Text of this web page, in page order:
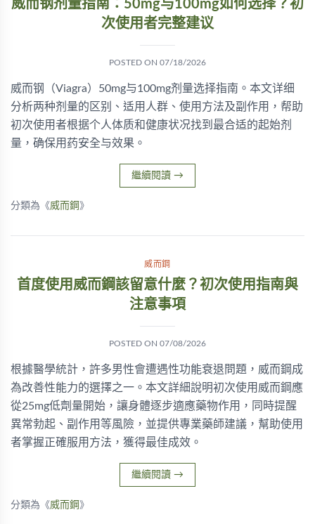
威而钢剂量指南：50mg与100mg如何选择？初
次使用者完整建议
POSTED ON 07/18/2026
威而钢（Viagra）50mg与100mg剂量选择指南。本文详细
分析两种剂量的区别、适用人群、使用方法及副作用，帮助
初次使用者根据个人体质和健康状况找到最合适的起始剂
量，确保用药安全与效果。
繼續閱讀 →
分類為《威而鋼 》
威而鋼
首度使用威而鋼該留意什麼？初次使用指南與
注意事項
POSTED ON 07/08/2026
根據醫學統計，許多男性會遭遇性功能衰退問題，威而鋼成
為改善性能力的選擇之一。本文詳細說明初次使用威而鋼應
從25mg低劑量開始，讓身體逐步適應藥物作用，同時提醒
異常勃起、副作用等風險，並提供專業藥師建議，幫助使用
者掌握正確服用方法，獲得最佳成效。
繼續閱讀 →
分類為《威而鋼 》